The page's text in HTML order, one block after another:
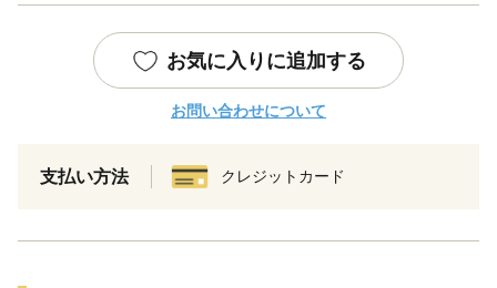
お気に入りに追加する
お問い合わせについて
支払い方法 クレジットカード